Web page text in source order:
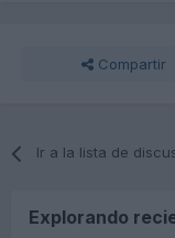
Compartir
Ir a la lista de
Explorando